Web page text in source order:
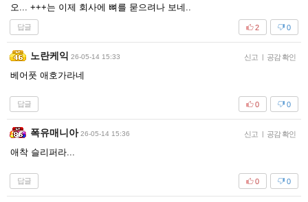
오... +++는 이제 회사에 뼈를 묻으려나 보네..
답글 0
2
노란케익 26-05-14 15:33 신고 | 공감 확인
베어풋 애호가라네
답글 0
0
폭유매니아 26-05-14 15:36 신고 | 공감 확인
애착 슬리퍼라...
답글 0
0